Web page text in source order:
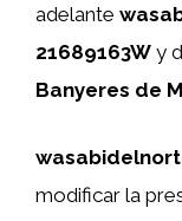
adelante
21689163W y
Banyeres de
modificar la